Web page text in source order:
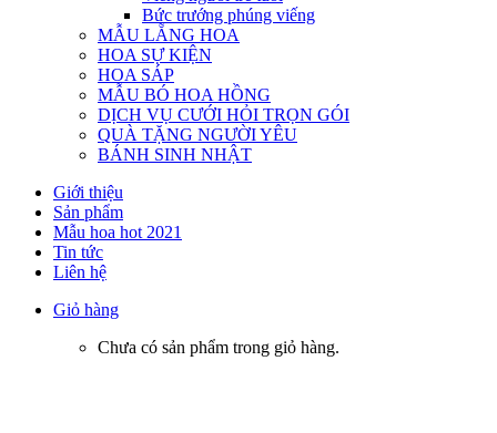
Bức trướng phúng viếng
MẪU LẴNG HOA
HOA SỰ KIỆN
HOA SÁP
MẪU BÓ HOA HỒNG
DỊCH VỤ CƯỚI HỎI TRỌN GÓI
QUÀ TẶNG NGƯỜI YÊU
BÁNH SINH NHẬT
Giới thiệu
Sản phẩm
Mẫu hoa hot 2021
Tin tức
Liên hệ
Giỏ hàng
Chưa có sản phẩm trong giỏ hàng.